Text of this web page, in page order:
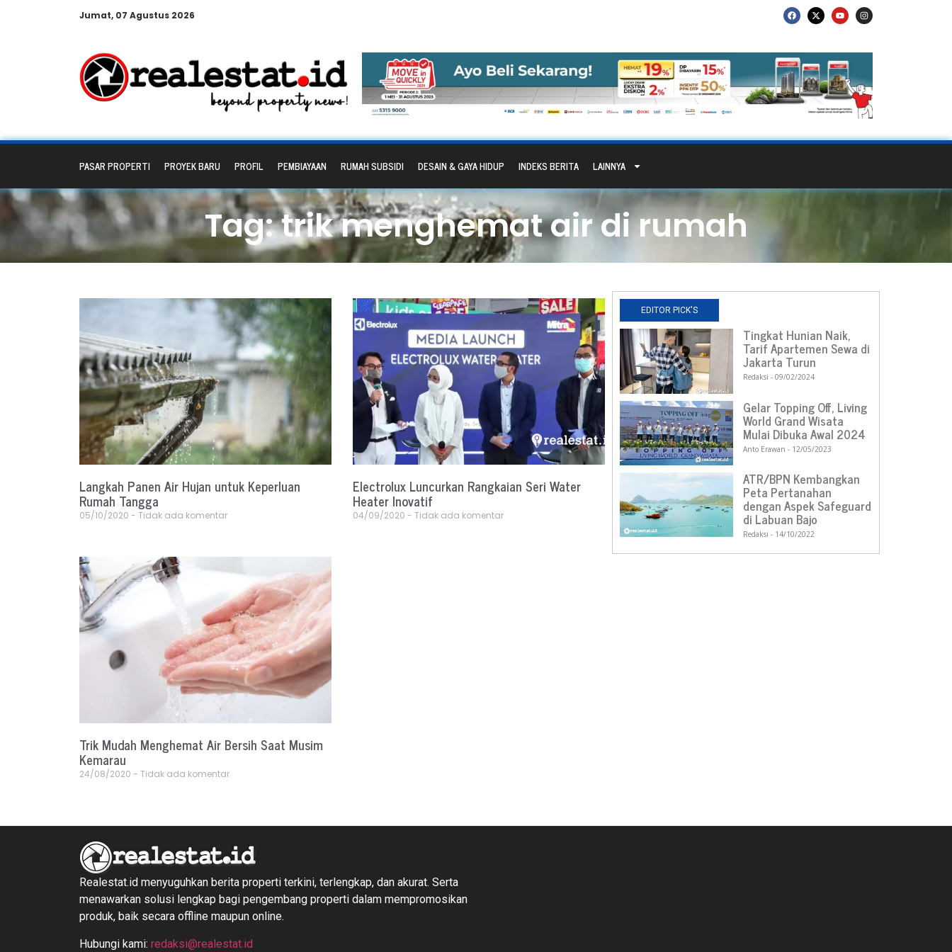
Jumat, 07 Agustus 2026
PASAR PROPERTI PROYEK BARU PROFIL PEMBIAYAAN RUMAH SUBSIDI DESAIN & GAYA HIDUP INDEKS BERITA LAINNYA
Tag: trik menghemat air di rumah
Langkah Panen Air Hujan untuk Keperluan
Rumah Tangga
05/10/2020 Tidak ada komentar
Electrolux Luncurkan Rangkaian Seri Water
Heater Inovatif
04/09/2020 Tidak ada komentar
Trik Mudah Menghemat Air Bersih Saat Musim
Kemarau
24/08/2020 Tidak ada komentar
EDITOR PICK'S
Tingkat Hunian Naik,
Tarif Apartemen Sewa di
Jakarta Turun
Redaksi 09/02/2024
Gelar Topping Off, Living
World Grand Wisata
Mulai Dibuka Awal 2024
Anto Erawan 12/05/2023
ATR/BPN Kembangkan
Peta Pertanahan
dengan Aspek Safeguard
di Labuan Bajo
Redaksi 14/10/2022
Realestat.id menyuguhkan berita properti terkini, terlengkap, dan akurat. Serta
menawarkan solusi lengkap bagi pengembang properti dalam mempromosikan
produk, baik secara offline maupun online.
Hubungi kami: redaksi@realestat.id